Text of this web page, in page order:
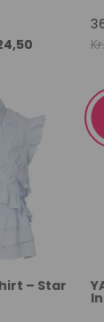
Kr. 224,50.
– Star